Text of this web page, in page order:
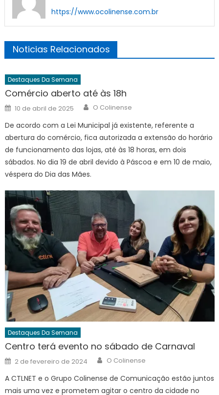
https://www.ocolinense.com.br
Noticias Relacionados
Destaques Da Semana
Comércio aberto até às 18h
Posted
on
10 de abril de 2025 Author
O Colinense
De acordo com a Lei Municipal já existente, referente a
abertura do comércio, fica autorizada a extensão do horário
de funcionamento das lojas, até às 18 horas, em dois
sábados. No dia 19 de abril devido à Páscoa e em 10 de maio,
véspera do Dia das Mães.
Destaques Da Semana
Centro terá evento no sábado de Carnaval
Posted
on
2 de fevereiro de 2024 Author
O Colinense
A CTLNET e o Grupo Colinense de Comunicação estão juntos
mais uma vez e prometem agitar o centro da cidade no